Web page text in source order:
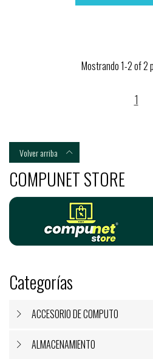
COMPUNET STORE
Categorías
ACCESORIO DE COMPUTO
ALMACENAMIENTO
Mostrando 1-2 of 2
1
Volver arriba 